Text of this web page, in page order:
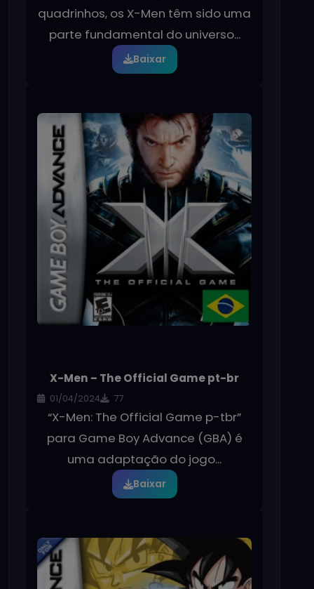
quadrinhos, os X-Men têm sido uma
parte fundamental do universo...
Baixar
X-Men – The Official Game pt-br
01/04/2024 77
“X-Men: The Official Game p-tbr”
para Game Boy Advance (GBA) é
uma adaptação do jogo...
Baixar